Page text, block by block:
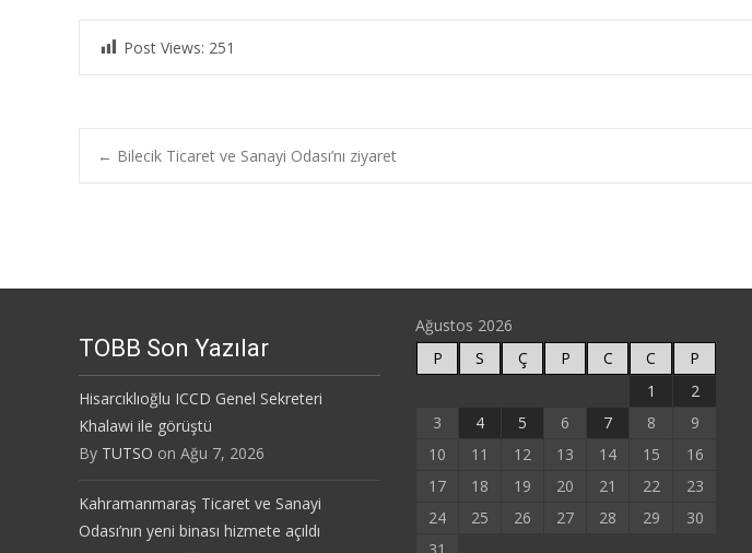
Post Views: 251
Post
← Bilecik Ticaret ve Sanayi Odası’nı ziyaret
TOBB Son Yazılar
Hisarcıklıoğlu ICCD Genel Sekreteri
Khalawi ile görüştü
By TUTSO on Ağu 7, 2026
Kahramanmaraş Ticaret ve Sanayi
Odası’nın yeni binası hizmete açıldı
Ağustos 2026
P
S Ç P C C
P
1
2
3
4 5 6 7 8
9
10
11 12 13 14 15
16
17
18 19 20 21 22
23
24
25 26 27 28 29
30